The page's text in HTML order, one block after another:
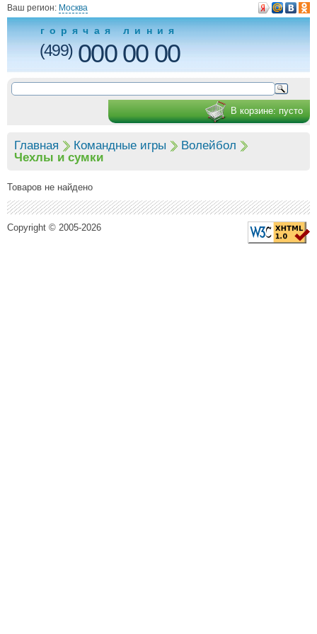
Ваш регион: Москва
горячая линия
(499)000 00 00
В корзине: пусто
Главная Командные игры
Волейбол
Чехлы и сумки
Товаров не найдено
Copyright © 2005-2026